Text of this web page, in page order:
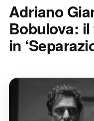
Adriano
Bobulova:
in